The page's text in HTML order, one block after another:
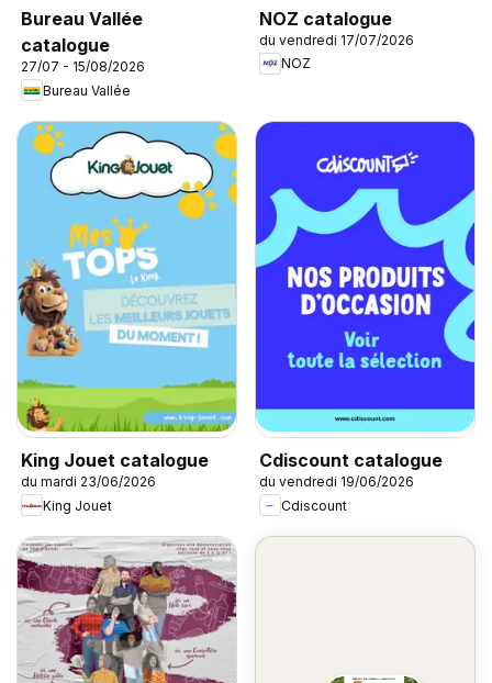
Bureau Vallée
catalogue
27/07 - 15/08/2026
Bureau Vallée
NOZ catalogue
du vendredi 17/07/2026
NOZ
King Jouet catalogue
du mardi 23/06/2026
King Jouet
Cdiscount catalogue
du vendredi 19/06/2026
Cdiscount